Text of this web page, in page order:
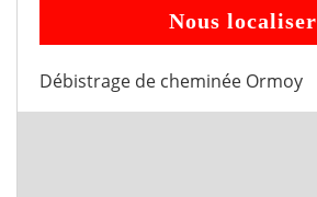
Nous localiser
Débistrage de cheminée Ormoy